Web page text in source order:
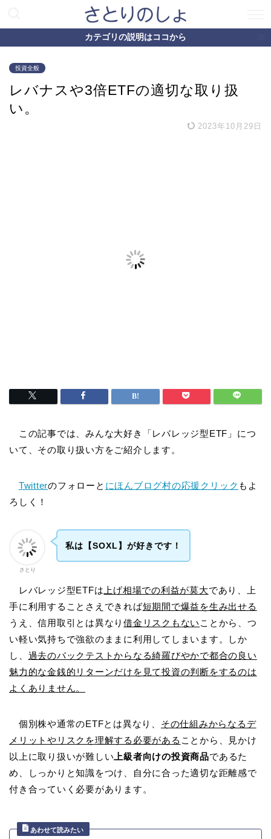
カテゴリの説明はココから
投資全般
レバナスや3倍ETFの適切な取り扱
い。
2023年10月29日
この記事では、みんな大好き「レバレッジ型ETF」につ
いて、その取り扱い方をご紹介します。
Twitterのフォローと にほんブログ村の応援クリック もよ
ろしく！
さとり
私は【SOXL】が好きです！
レバレッジ型ETFは 上げ相場での利益が莫大であり、上
手に利用することさえできれば短期間で爆益を生み出せる
うえ、信用取引とは異なり借金リスクもない ことから、つ
い軽い気持ちで強欲のままに利用してしまいます。しか
し、 過去のバックテストからなる綺羅びやかで都合の良い
魅力的な金銭的リターンだけを見て投資の判断をするのは
よくありません。
個別株や通常のETFとは異なり、 その仕組みからなるデ
メリットやリスクを理解する必要がある ことから、見かけ
以上に取り扱いが難しい 上級者向けの投資商品であるた
め、しっかりと知識をつけ、自分に合った適切な距離感で
付き合っていく必要があります。